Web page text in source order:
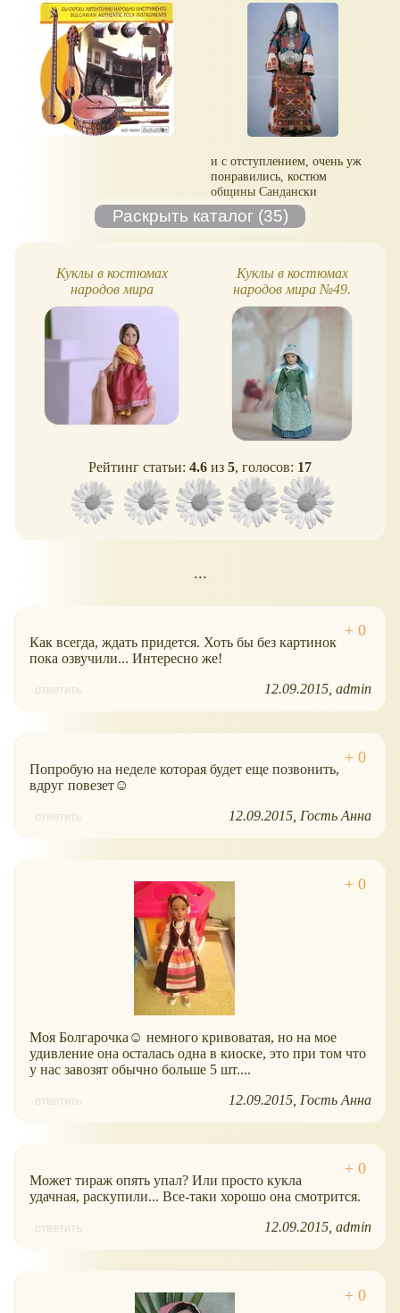
и с отступлением, очень уж
понравились, костюм
общины Сандански
Куклы в костюмах
народов мира
Куклы в костюмах
народов мира №49.
Бремен. Фото обзор
Рейтинг статьи: 4.6 из 5, голосов: 17
...
Как всегда, ждать придется. Хоть бы без картинок
пока озвучили... Интересно же!
ответить 12.09.2015 admin
Попробую на неделе которая будет еще позвонить,
вдруг повезет☺
ответить 12.09.2015 Гость Анна
Моя Болгарочка☺ немного кривоватая, но на мое
удивление она осталась одна в киоске, это при том что
у нас завозят обычно больше 5 шт....
ответить 12.09.2015 Гость Анна
Может тираж опять упал? Или просто кукла
удачная, раскупили... Все-таки хорошо она смотрится.
ответить 12.09.2015 admin